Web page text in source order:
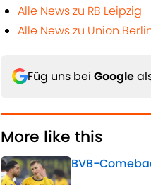
Alle News zu RB Leipzig
Alle News zu Union
Füg uns bei Google
More like this
BVB-
Published by on